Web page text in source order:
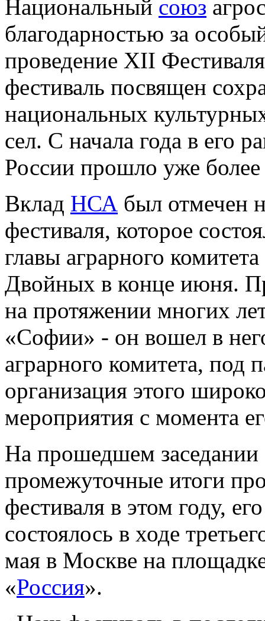
Национальный союз
благодарностью за
проведение XII
фестиваль посвящен
национальных
сел. С начала года в его
России прошло уже
Вклад НСА был отмечен
фестиваля, которое
главы аграрного
Двойных в конце июня.
на протяжении многих
«Софии» - он вошел в
аграрного комитета, под
организация этого
мероприятия с момента
На прошедшем заседании
промежуточные итоги
фестиваля в этом году,
состоялось в ходе
мая в Москве на
«Россия».